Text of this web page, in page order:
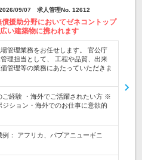
09/07 求人管理No. 12612
援助分野においてゼネコントップ
い建築物に携われます
管理業務をお任せします。 官公庁
理担当として、 工程や品質、出来
管理等の業務にあたっていただきま
ご経験 ・海外でご活躍されたい方 ※
ション・海外でのお仕事に意欲的
： アフリカ、パプアニューギニ